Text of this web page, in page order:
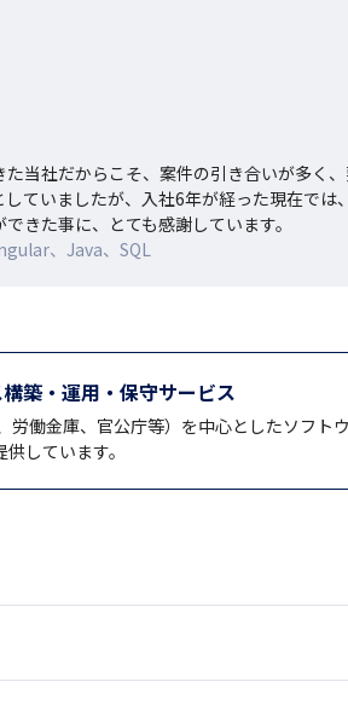
当社だからこそ、案件の引き合いが多く
ていましたが、入社6年が経った現在では
きた事に、とても感謝しています。
、Java、SQL
築・運用・保守サービス
働金庫、官公庁等）を中心としたソフト
しています。